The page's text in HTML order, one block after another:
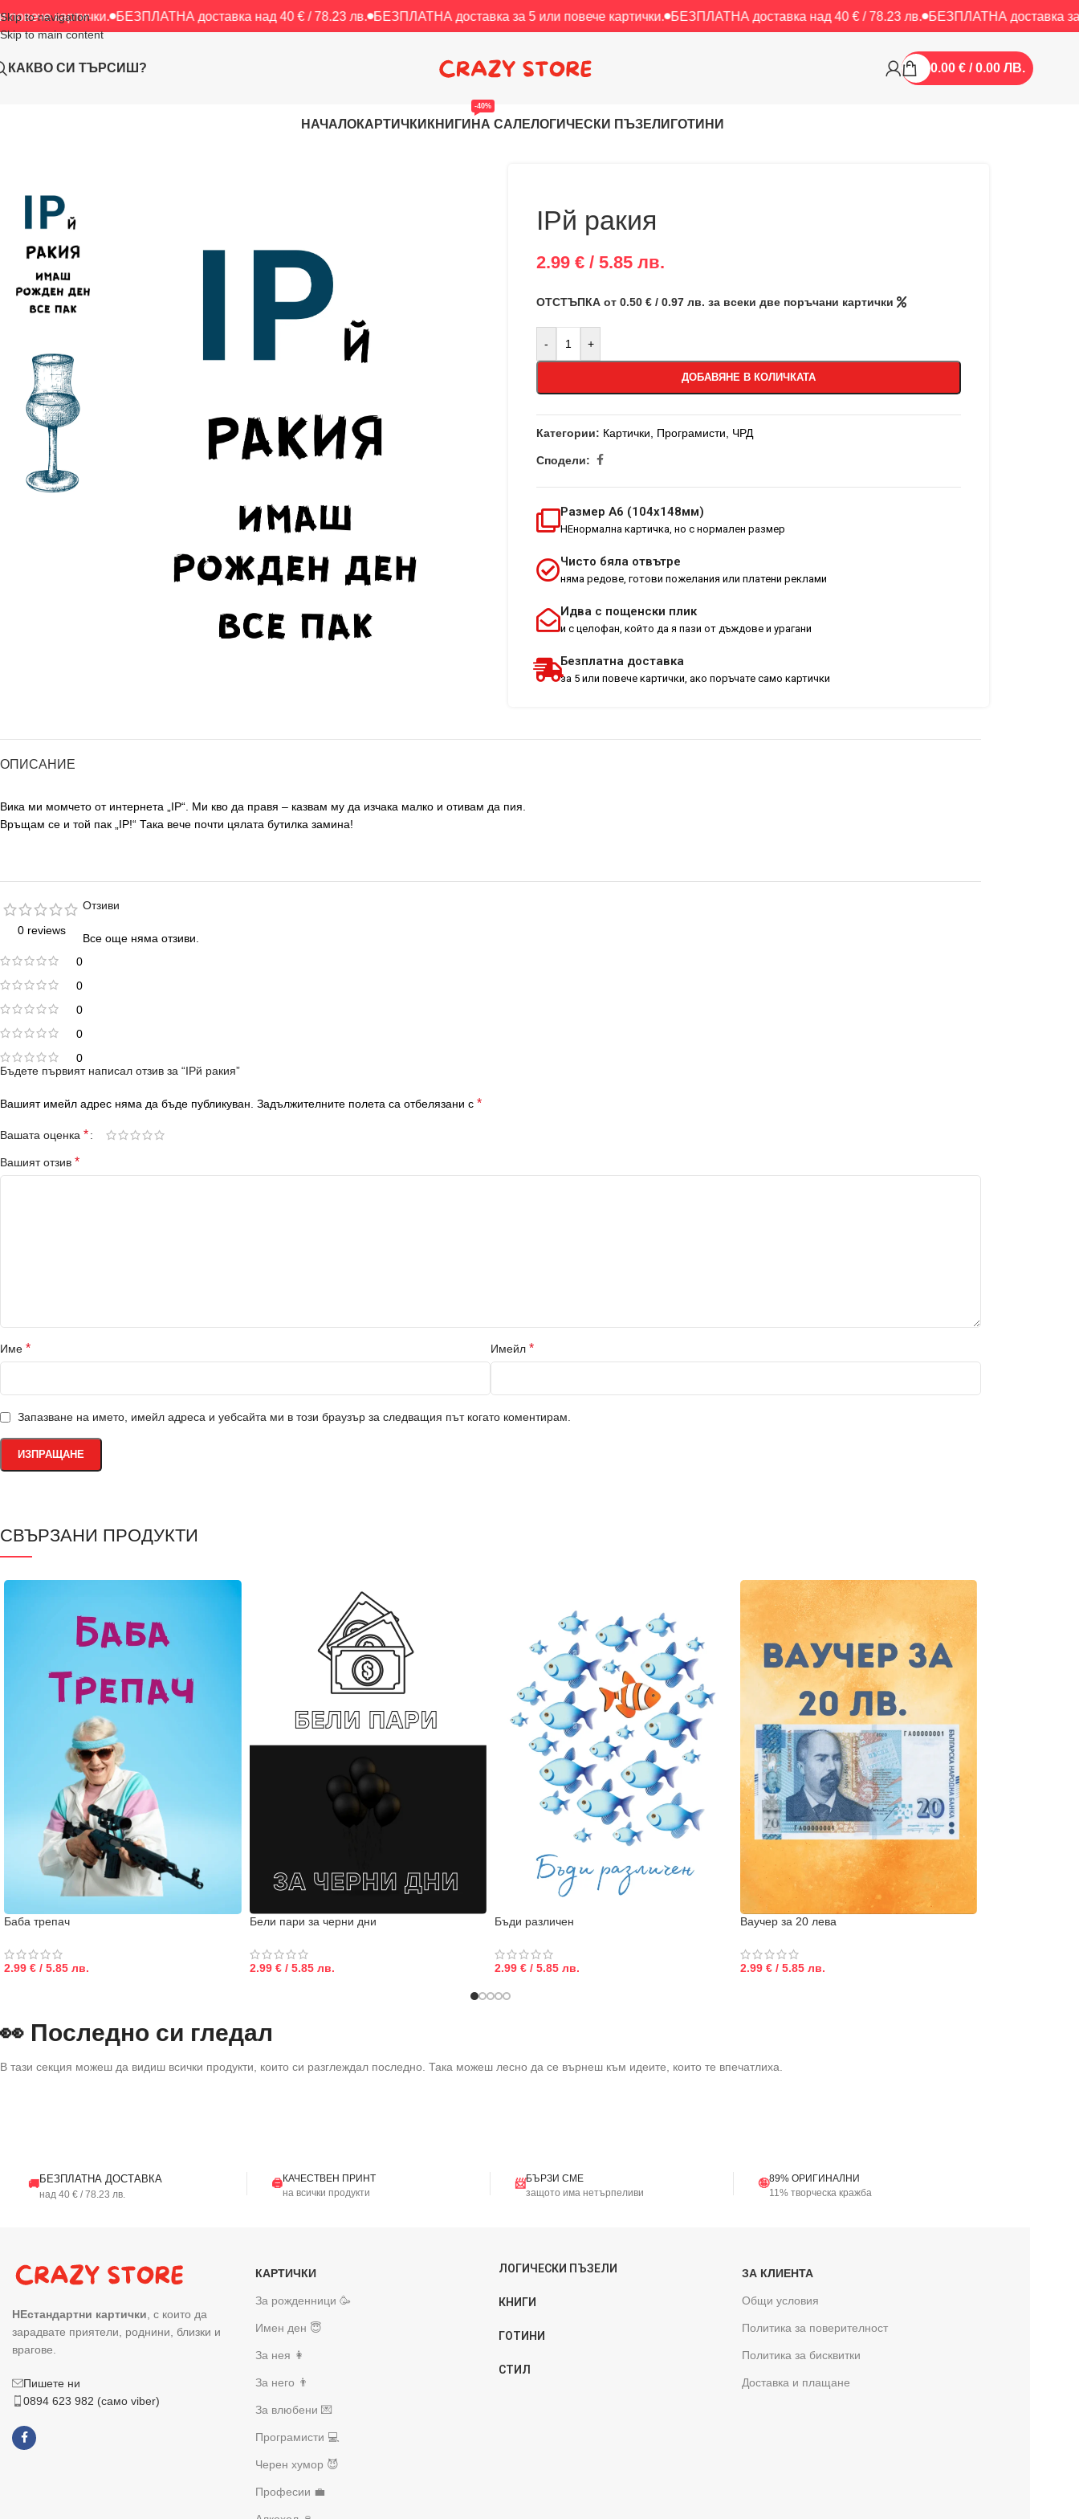
Skip to navigation
Skip to main content
БЕЗПЛАТНА доставка над 40 € / 78.23 лв. БЕЗПЛАТНА доставка за 5 или повече картички. БЕЗПЛАТНА доставка над 40 € / 78.23 лв. БЕЗПЛАТНА доставка за 5 или
КАКВО СИ ТЪРСИШ? 0.00 € / 0.00 ЛВ.
НАЧАЛОКАРТИЧКИ КНИГИ НА САЛЕ
-40%
ЛОГИЧЕСКИ ПЪЗЕЛИ ГОТИНИ
IPй ракия
2.99 € / 5.85 лв.
ОТСТЪПКА от 0.50 € / 0.97 лв. за всеки две поръчани картички
- +
ДОБАВЯНЕ В КОЛИЧКАТА
Категории: Картички Програмисти ЧРД
Сподели:
Размер А6 (104х148мм)
НЕнормална картичка, но с нормален размер
Чисто бяла отвътре
няма редове, готови пожелания или платени реклами
Идва с пощенски плик
и с целофан, който да я пази от дъждове и урагани
Безплатна доставка
за 5 или повече картички, ако поръчате само картички
ОПИСАНИЕ
Вика ми момчето от интернета „IP“. Ми кво да правя – казвам му да изчака малко и отивам да пия.
Връщам се и той пак „IP!“ Така вече почти цялата бутилка замина!
0 reviews
0
0
0
0
0
Отзиви
Все още няма отзиви.
Бъдете първият написал отзив за “IPй ракия”
Вашият имейл адрес няма да бъде публикуван. Задължителните полета са отбелязани с *
Вашата оценка *
Вашият отзив *
Име * Имейл *
Запазване на името, имейл адреса и уебсайта ми в този браузър за следващия път когато коментирам.
СВЪРЗАНИ ПРОДУКТИ
Баба трепач
2.99 € / 5.85 лв.
Бели пари за черни дни
2.99 € / 5.85 лв.
Бъди различен
2.99 € / 5.85 лв.
Ваучер за 20 лева
2.99 € / 5.85 лв.
👀 Последно си гледал
В тази секция можеш да видиш всички продукти, които си разглеждал последно. Така можеш лесно да се върнеш към идеите, които те впечатлиха.
🚚БЕЗПЛАТНА ДОСТАВКА
над 40 € / 78.23 лв.
🖨️КАЧЕСТВЕН ПРИНТ
на всички продукти
📨БЪРЗИ СМЕ
защото има нетърпеливи
🤪89% ОРИГИНАЛНИ
11% творческа кражба
НЕстандартни картички , с които да
зарадвате приятели, роднини, близки и
врагове.
Пишете ни
0894 623 982 (само viber)
КАРТИЧКИ
За рожденници 🥳
Имен ден 😇
За нея 👩
За него 👨
За влюбени 💌
Програмисти 💻
Черен хумор 😈
Професии 💼
ЛОГИЧЕСКИ ПЪЗЕЛИ
КНИГИ
ГОТИНИ
СТИЛ
ЗА КЛИЕНТА
Общи условия
Политика за поверителност
Политика за бисквитки
Доставка и плащане